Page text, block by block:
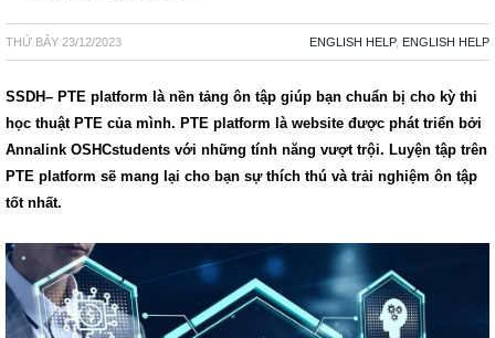
THỨ BẢY 23/12/2023 ENGLISH HELP, ENGLISH HELP
SSDH– PTE platform là nền tảng ôn tập giúp bạn chuẩn bị cho kỳ thi
học thuật PTE của mình. PTE platform là website được phát triển bởi
Annalink OSHCstudents với những tính năng vượt trội. Luyện tập trên
PTE platform sẽ mang lại cho bạn sự thích thú và trải nghiệm ôn tập
tốt nhất.